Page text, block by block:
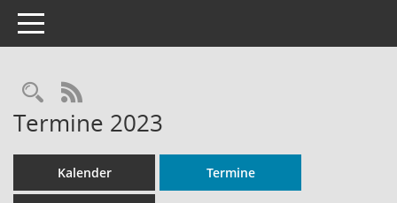
Toggle navigation
Rechercheauswahl
RSS-Feed
Termine 2023
Kalender Termine